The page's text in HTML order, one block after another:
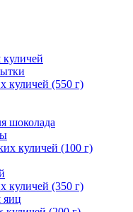
куличей
куличей (550 г)
шоколада
куличей (100 г)
куличей (350 г)
яиц